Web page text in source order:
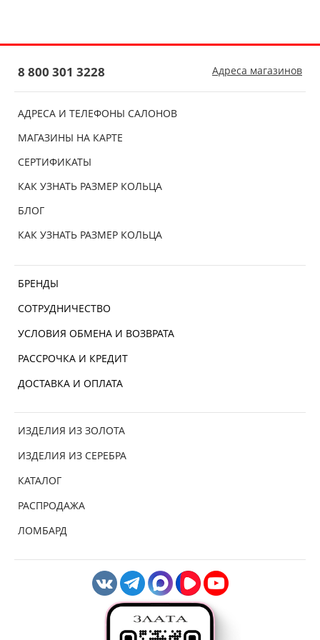
АДРЕСА И ТЕЛЕФОНЫ САЛОНОВ
МАГАЗИНЫ НА КАРТЕ
СЕРТИФИКАТЫ
КАК УЗНАТЬ РАЗМЕР КОЛЬЦА
БЛОГ
КАК УЗНАТЬ РАЗМЕР КОЛЬЦА
БРЕНДЫ
СОТРУДНИЧЕСТВО
УСЛОВИЯ ОБМЕНА И ВОЗВРАТА
РАССРОЧКА И КРЕДИТ
ДОСТАВКА И ОПЛАТА
ИЗДЕЛИЯ ИЗ ЗОЛОТА
ИЗДЕЛИЯ ИЗ СЕРЕБРА
КАТАЛОГ
РАСПРОДАЖА
ЛОМБАРД
8 800 301 3228 Адреса магазинов